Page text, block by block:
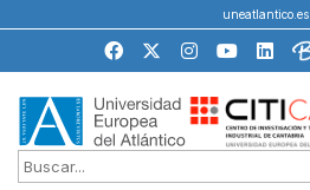
uneatlantico.es